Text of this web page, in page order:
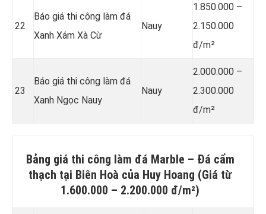
22
Báo giá thi công làm đá
Xanh Xám Xà Cừ
Nauy
1.850.000 –
2.150.000
đ/m²
23
Báo giá thi công làm đá
Xanh Ngọc Nauy
Nauy
2.000.000 –
2.300.000
đ/m²
Bảng giá thi công làm đá Marble – Đá cẩm
thạch tại Biên Hoà của Huy Hoang (Giá từ
1.600.000 – 2.200.000 đ/m²)